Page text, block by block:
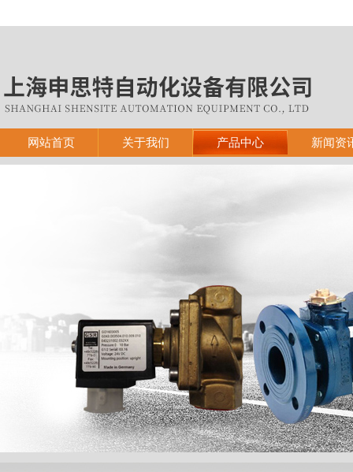
上海申思特自动化设备有限公司
网站首页 关于我们 产品中心 新闻资